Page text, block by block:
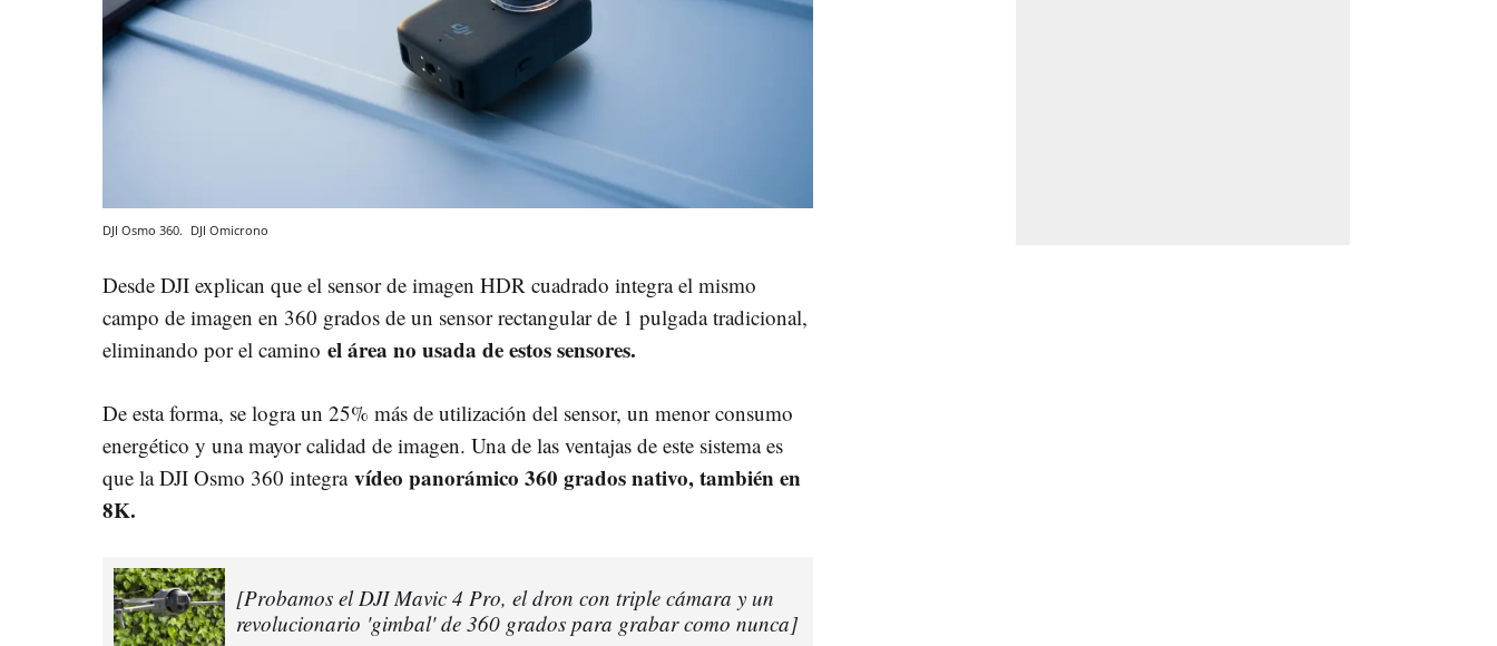
DJI Osmo 360. DJI Omicrono
Desde DJI explican que el sensor de imagen HDR cuadrado integra el mismo
campo de imagen en 360 grados de un sensor rectangular de 1 pulgada tradicional,
eliminando por el camino el área no usada de estos sensores.
De esta forma, se logra un 25% más de utilización del sensor, un menor consumo
energético y una mayor calidad de imagen. Una de las ventajas de este sistema es
que la DJI Osmo 360 integra vídeo panorámico 360 grados nativo, también en
8K.
[Probamos el DJI Mavic 4 Pro, el dron con triple cámara y un
revolucionario 'gimbal' de 360 grados para grabar como nunca]